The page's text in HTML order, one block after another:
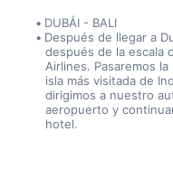
DUBÁI - BALI
Después de llegar a
después de la escala
Airlines. Pasaremos
isla más visitada de
dirigimos a nuestro
aeropuerto y
hotel.